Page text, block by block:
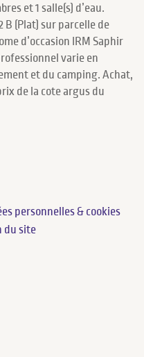
et 1 salle(s) d’eau.
B (Plat) sur parcelle de
d’occasion IRM Saphir
varie en
et du camping. Achat,
de la cote argus du
personnelles & cookies
du site